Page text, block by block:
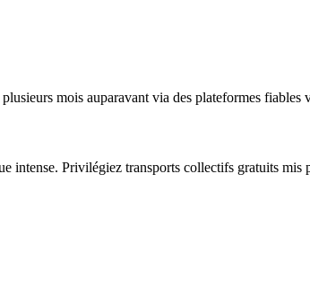
mois auparavant via des plateformes fiables
intense. Privilégiez transports collectifs gratuits